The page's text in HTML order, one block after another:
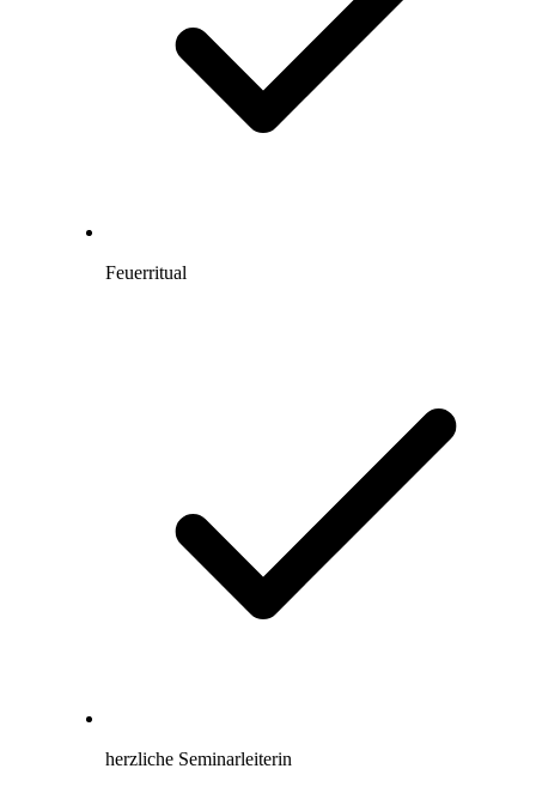
Feuerritual
herzliche Seminarleiterin